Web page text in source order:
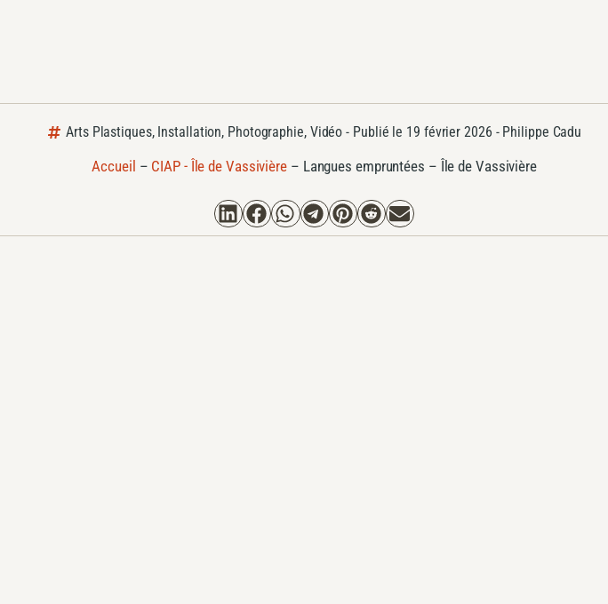
Arts Plastiques, Installation, Photographie, Vidéo - Publié le 19 février 2026 - Philippe Cadu
Accueil – CIAP - Île de Vassivière – Langues empruntées – Île de Vassivière